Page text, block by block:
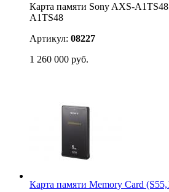
Карта памяти Sony AXS-
A1TS48
Артикул: 08227
1 260 000 руб.
Карта памяти Memory Card